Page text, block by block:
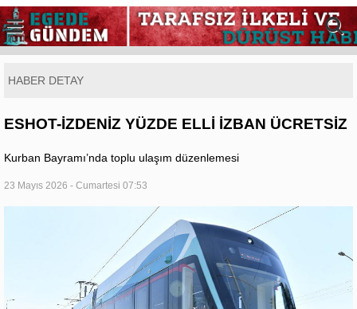
HABER DETAY
ESHOT-İZDENİZ YÜZDE ELLİ İZBAN ÜCRETSİZ
Kurban Bayramı’nda toplu ulaşım düzenlemesi
23 Mayıs 2026 - Cumartesi 07:53